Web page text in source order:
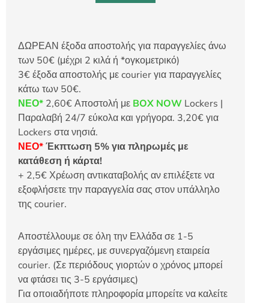
ΔΩΡΕΑΝ έξοδα αποστολής για παραγγελίες άνω
των 50€ (μέχρι 2 κιλά ή *ογκομετρικό)
3€ έξοδα αποστολής με courier για παραγγελίες
κάτω των 50€.
ΝΕΟ* 2,60€ Αποστολή με BOX NOW Lockers |
Παραλαβή 24/7 εύκολα και γρήγορα. 3,20€ για
Lockers στα νησιά.
ΝΕΟ*Έκπτωση 5% για πληρωμές με
κατάθεση ή κάρτα!
+ 2,5€ Χρέωση αντικαταβολής αν επιλέξετε να
εξοφλήσετε την παραγγελία σας στον υπάλληλο
της courier.
Αποστέλλουμε σε όλη την Ελλάδα σε 1-5
εργάσιμες ημέρες, με συνεργαζόμενη εταιρεία
courier. (Σε περιόδους γιορτών ο χρόνος μπορεί
να φτάσει τις 3-5 εργάσιμες)
Για οποιαδήποτε πληροφορία μπορείτε να καλείτε